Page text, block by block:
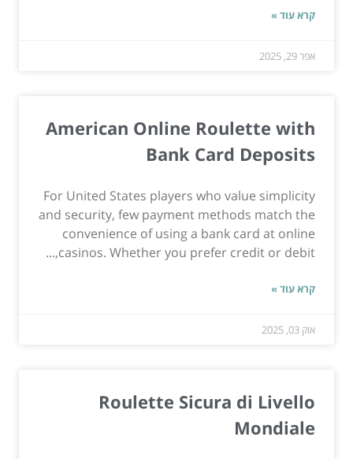
קרא עוד »
אפר 29, 2025
American Online Roulette with
Bank Card Deposits
For United States players who value simplicity
and security, few payment methods match the
convenience of using a bank card at online
casinos. Whether you prefer credit or debit,...
קרא עוד »
אוק 03, 2025
Roulette Sicura di Livello
Mondiale